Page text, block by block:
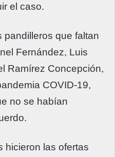
el caso.
pandilleros que faltan
Fernández, Luis
Ramírez Concepción,
COVID-19,
no se habían
hicieron las ofertas